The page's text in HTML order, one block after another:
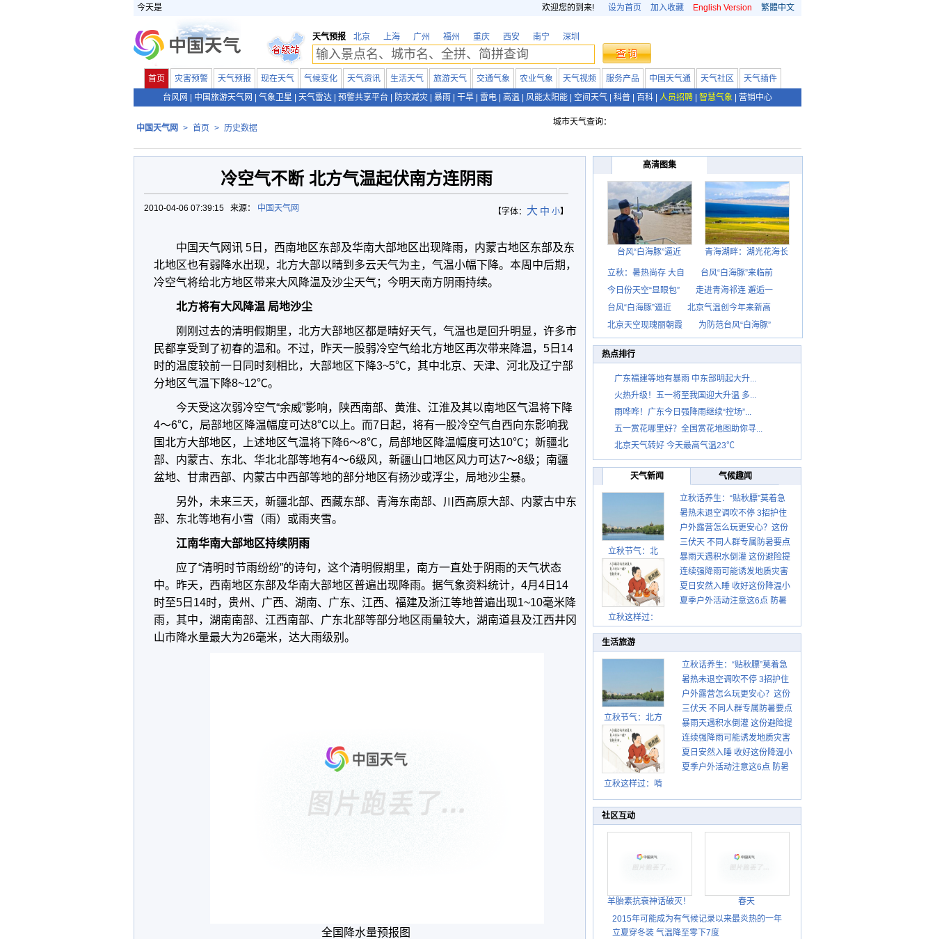
今天是 欢迎您的到来! 设为首页 加入收藏 English Version 繁體中文
天气预报 北京 上海 广州 福州 重庆 西安 南宁 深圳
首页 灾害预警 天气预报 现在天气 气候变化 天气资讯 生活天气 旅游天气 交通气象 农业气象 天气视频 服务产品 中国天气通 天气社区
天气插件
台风网
中国旅游天气网 气象卫星 天气雷达 预警共享平台 防灾减灾 暴雨 干旱 雷电 高温 风能太阳能 空间天气 科普 百科 人员招聘 智慧气象 营销中心
中国天气网 > 首页 > 历史数据
城市天气查询：
冷空气不断 北方气温起伏南方连阴雨
【字体： 大 中 小】
2010-04-06 07:39:15 来源： 中国天气网
中国天气网讯 5日，西南地区东部及华南大部地区出现降雨，内蒙古地区东部及东
北地区也有弱降水出现，北方大部以晴到多云天气为主，气温小幅下降。本周中后期，
冷空气将给北方地区带来大风降温及沙尘天气；今明天南方阴雨持续。
北方将有大风降温 局地沙尘
刚刚过去的清明假期里，北方大部地区都是晴好天气，气温也是回升明显，许多市
民都享受到了初春的温和。不过，昨天一股弱冷空气给北方地区再次带来降温，5日14
时的温度较前一日同时刻相比，大部地区下降3~5℃，其中北京、天津、河北及辽宁部
分地区气温下降8~12℃。
今天受这次弱冷空气“余威”影响，陕西南部、黄淮、江淮及其以南地区气温将下降
4～6℃，局部地区降温幅度可达8℃以上。而7日起，将有一股冷空气自西向东影响我
国北方大部地区，上述地区气温将下降6～8℃，局部地区降温幅度可达10℃；新疆北
部、内蒙古、东北、华北北部等地有4～6级风，新疆山口地区风力可达7～8级；南疆
盆地、甘肃西部、内蒙古中西部等地的部分地区有扬沙或浮尘，局地沙尘暴。
另外，未来三天，新疆北部、西藏东部、青海东南部、川西高原大部、内蒙古中东
部、东北等地有小雪（雨）或雨夹雪。
江南华南大部地区持续阴雨
应了“清明时节雨纷纷”的诗句，这个清明假期里，南方一直处于阴雨的天气状态
中。昨天，西南地区东部及华南大部地区普遍出现降雨。据气象资料统计，4月4日14
时至5日14时，贵州、广西、湖南、广东、江西、福建及浙江等地普遍出现1~10毫米降
雨，其中，湖南南部、江西南部、广东北部等部分地区雨量较大，湖南道县及江西井冈
山市降水量最大为26毫米，达大雨级别。
全国降水量预报图
高清图集
台风“白海豚”逼近 青海湖畔：湖光花海长
立秋：暑热尚存 大自
台风“白海豚”来临前
今日份天空“显眼包”
走进青海祁连 邂逅一
台风“白海豚”逼近
北京气温创今年来新高
北京天空现瑰丽朝霞
为防范台风“白海豚”
热点排行
广东福建等地有暴雨 中东部明起大升...
火热升级！五一将至我国迎大升温 多...
雨哗哗！广东今日强降雨继续“控场”...
五一赏花哪里好？全国赏花地图助你寻...
北京天气转好 今天最高气温23℃
天气新闻 气候趣闻
立秋节气：北
立秋这样过：
立秋话养生：“贴秋膘”莫着急
先清暑再防燥
暑热未退空调吹不停 3招护住
肩颈不酸痛
户外露营怎么玩更安心？这份
攻略请收好
三伏天 不同人群专属防暑要点
请收好
暴雨天遇积水倒灌 这份避险提
示请收好
连续强降雨可能诱发地质灾害
这些前兆要知道
夏日安然入睡 收好这份降温小
贴士
夏季户外活动注意这6点 防暑
生活旅游
立秋节气：北方
逐渐转凉 南方暑
热仍盛
立秋这样过：啃
祝丰收迎秋来
立秋话养生：“贴秋膘”莫着急
先清暑再防燥
暑热未退空调吹不停 3招护住
肩颈不酸痛
户外露营怎么玩更安心？这份
攻略请收好
三伏天 不同人群专属防暑要点
请收好
暴雨天遇积水倒灌 这份避险提
示请收好
连续强降雨可能诱发地质灾害
这些前兆要知道
夏日安然入睡 收好这份降温小
贴士
夏季户外活动注意这6点 防暑
社区互动
羊胎素抗衰神话破灭！
春天
2015年可能成为有气候记录以来最炎热的一年
立夏穿冬装 气温降至零下7度